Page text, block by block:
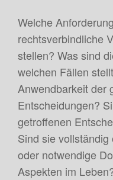
Welche
rechtsverbindliche
stellen? Was sind
welchen Fällen
Anwendbarkeit der
Entscheidungen?
getroffenen
Sind sie
oder notwendige
Aspekten im